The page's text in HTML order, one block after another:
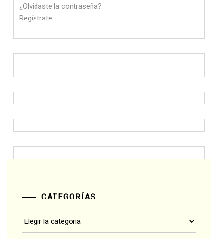
¿Olvidaste la contraseña?
Regístrate
CATEGORÍAS